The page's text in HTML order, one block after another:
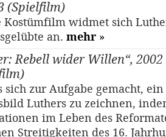
(Spielfilm)
Kostümfilm widmet sich
an. mehr »
Rebell wider Willen“, 2002
sich zur Aufgabe gemacht, ein
Luthers zu zeichnen,
im Leben des
Streitigkeiten des 16.